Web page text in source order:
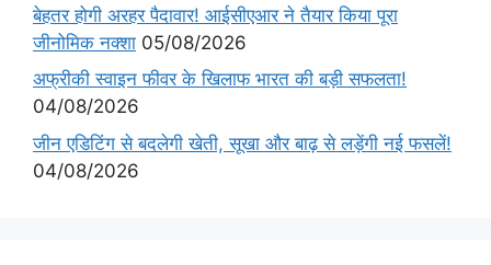
बेहतर होगी अरहर पैदावार! आईसीएआर ने तैयार किया पूरा
जीनोमिक नक्शा 05/08/2026
अफ्रीकी स्वाइन फीवर के खिलाफ भारत की बड़ी सफलता!
04/08/2026
जीन एडिटिंग से बदलेगी खेती, सूखा और बाढ़ से लड़ेंगी नई फसलें!
04/08/2026